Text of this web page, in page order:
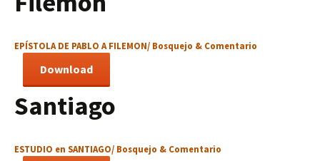
EPÍSTOLA DE PABLO A FILEMON/ Bosquejo & Comentario
Download
Santiago
ESTUDIO en SANTIAGO/ Bosquejo & Comentario